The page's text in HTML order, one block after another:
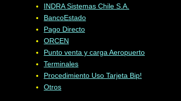
INDRA Sistemas Chile S.A.
BancoEstado
Pago Directo
ORCEN
Punto venta y carga Aeropuerto
Terminales
Procedimiento Uso Tarjeta Bip!
Otros